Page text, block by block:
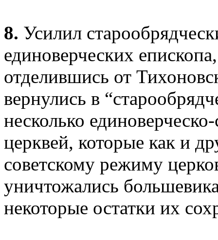
8. Усилил
единоверческих
отделившись от
вернулись в
несколько
церквей, которые как и
советскому режиму
уничтожались
некоторые остатки их